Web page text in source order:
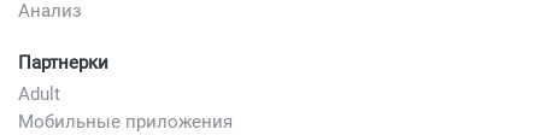
Анализ
Партнерки
Adult
Мобильные приложения